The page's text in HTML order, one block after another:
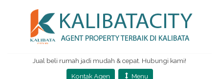
Jual beli rumah jadi mudah & cepat. Hubungi kami!
Kontak Agen
Menu